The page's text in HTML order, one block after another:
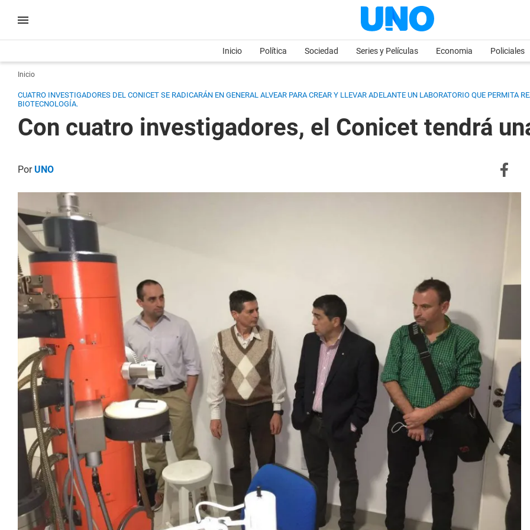
Inicio Política Sociedad Series y Películas Economia Policiales
Inicio
CUATRO INVESTIGADORES DEL CONICET SE RADICARÁN EN GENERAL ALVEAR PARA CREAR Y LLEVAR ADELANTE UN LABORATORIO QUE PERMITA
BIOTECNOLOGÍA.
Con cuatro investigadores, el Conicet tendrá
PorUNO